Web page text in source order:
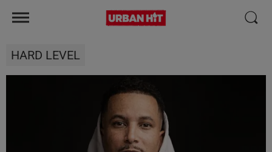
HARD LEVEL